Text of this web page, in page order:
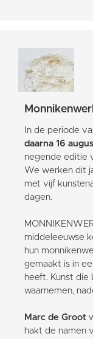
In de periode
daarna 16
negende editie
We werken dit
met vijf
dagen.
middeleeuwse
hun
gemaakt is in
heeft. Kunst
waarnemen,
Marc de Groot
hakt de namen